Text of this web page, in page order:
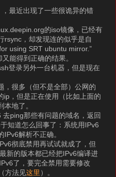
最近出现了一些很诡异的错
的iso镜像，已经有
rsync，却发现连的似乎是自
using SRT ubuntu mirror.”
能得到正确的结果。
登录另外一台机器，但是现在
，很多（但不是全部）公网的
ip，但是正在使用（比如上面的
地了。
ping那些有问题的域名，返回
知道怎么回事了：系统用IPv6
解析不正确。
彻底禁用再试试就成了，但
新的版本都已经把IPv6编译进
了，要完全禁用需要修改
方法见这里 ）。